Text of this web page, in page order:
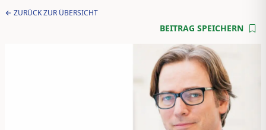
ZURÜCK ZUR ÜBERSICHT
BEITRAG SPEICHERN